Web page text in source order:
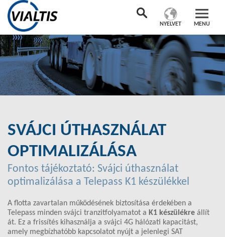
MENU
NYELVET
SVÁJCI ÚTHASZNÁLAT
OPTIMALIZÁLÁSA
Fontos tájékoztató: Svájci úthasználat
optimalizálása a Telepass K1 készülékkel
A flotta zavartalan működésének biztosítása érdekében a
Telepass minden svájci tranzitfolyamatot a K1 készülékre állít
át. Ez a frissítés kihasználja a svájci 4G hálózati kapacitást,
amely megbízhatóbb kapcsolatot nyújt a jelenlegi SAT